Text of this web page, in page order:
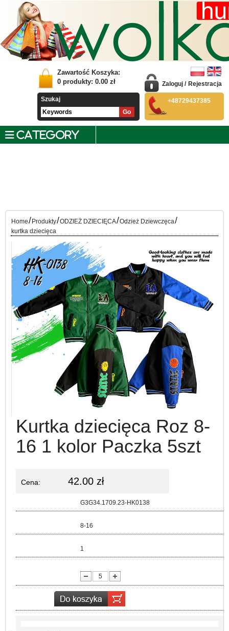
Zawartość Koszyka:
0 produkty: 0.00 zł
Szukaj
Zaloguj / Rejestracja
+48729437385
CATEGORY
Home/ Produkty/ODZIEŻ DZIECIĘCA/Odzież Dziewczęca/
kurtka dziecięca
Kurtka dziecięca Roz 8-
16 1 kolor Paczka 5szt
Cena: 42.00 zł
G3G34.1709.23-HK0138
8-16
1